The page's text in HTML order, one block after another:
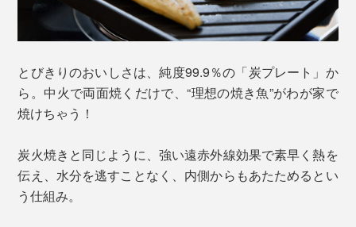
とびきりのおいしさは、純度99.9％の「炭プレート」か
ら。中火で両面焼くだけで、“理想の焼き魚”がわが家で
焼けちゃう！
炭火焼きと同じように、強い遠赤外線効果で素早く熱を
伝え、水分を逃すことなく、内側からもあたためるとい
う仕組み。